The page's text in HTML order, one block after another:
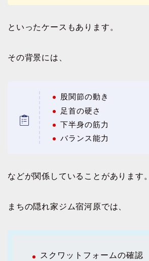
といったケースもあります。
その背景には、
股関節の動き
足首の硬さ
下半身の筋力
バランス能力
などが関係していることがあります。
まちの隠れ家ジム宿河原では、
スクワットフォームの確認